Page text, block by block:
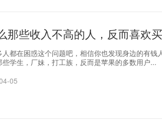
那些收入不高的人，反而喜欢买
人都在困惑这个问题吧，相信你也发现身边的有钱
些学生，厂妹，打工族，反而是苹果的多数用户...
05